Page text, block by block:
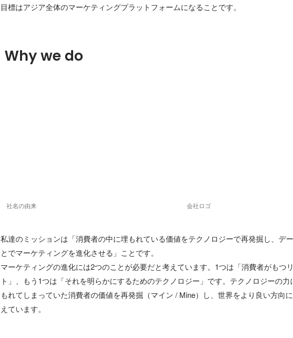
目標はアジア全体のマーケティングプラットフォームになることです。
Why we do
社名の由来 会社ロゴ
私達のミッションは「消費者の中に埋もれている価値をテクノロジーで再発掘し、デ
とでマーケティングを進化させる」ことです。
マーケティングの進化には2つのことが必要だと考えています。1つは「消費者がもつ
ト」、もう1つは「それを明らかにするためのテクノロジー」です。テクノロジーの
もれてしまっていた消費者の価値を再発掘（マイン / Mine）し、世界をより良い方向
えています。